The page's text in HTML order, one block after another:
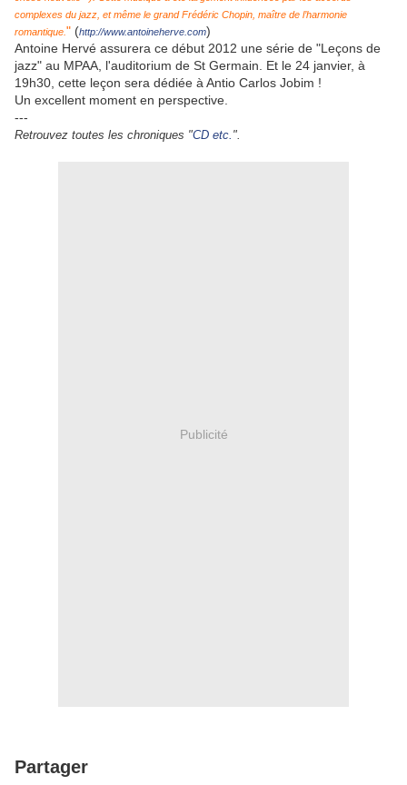
complexes du jazz, et même le grand Frédéric Chopin, maître de l’harmonie
romantique. " (http://www.antoineherve.com)
Antoine Hervé assurera ce début 2012 une série de "Leçons de
jazz" au MPAA, l'auditorium de St Germain. Et le 24 janvier, à
19h30, cette leçon sera dédiée à Antio Carlos Jobim !
Un excellent moment en perspective.
---
Retrouvez toutes les chroniques "CD etc. ".
Publicité
Partager